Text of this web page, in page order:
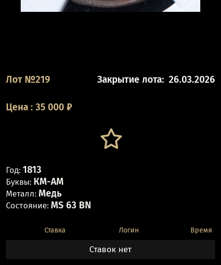
Лот №219 Закрытие лота: 26.03.2026
Цена : 35 000 ₽
Год: 1813
Буквы: КМ-АМ
Металл: Медь
Состояние: MS 63 BN
Ставка Логин Время
Ставок нет